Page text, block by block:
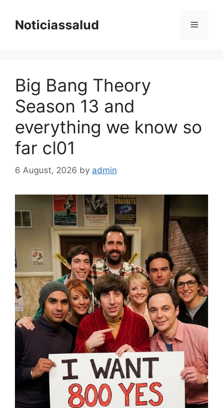
contentNoticiassalud Menu
Big Bang Theory
Season 13 and
everything we know so
far cl01
6 August, 2026 by admin